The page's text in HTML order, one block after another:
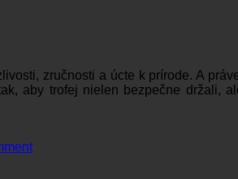
zručnosti a úcte k prírode. A
aby trofej nielen bezpečne držali,